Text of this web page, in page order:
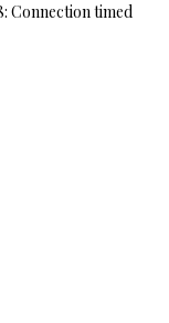
Connection timed